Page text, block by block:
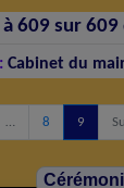
609 sur
Cabinet du
… 8 9